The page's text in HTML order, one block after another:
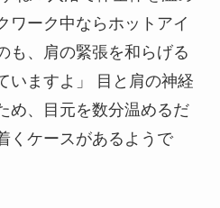
ワーク中ならホットアイ
も、肩の緊張を和らげる
いますよ」 目と肩の神経
め、目元を数分温めるだ
くケースがあるようで